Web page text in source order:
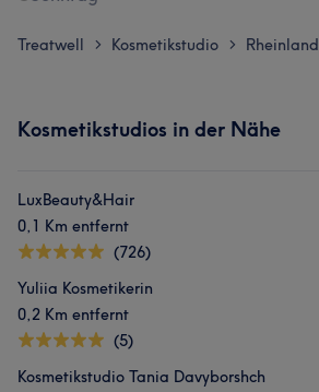
Treatwell > Kosmetikstudio > Rheinland
Kosmetikstudios in der Nähe
LuxBeauty&Hair
0,1 Km entfernt
(726)
Yuliia Kosmetikerin
0,2 Km entfernt
(5)
Kosmetikstudio Tania Davyborshch